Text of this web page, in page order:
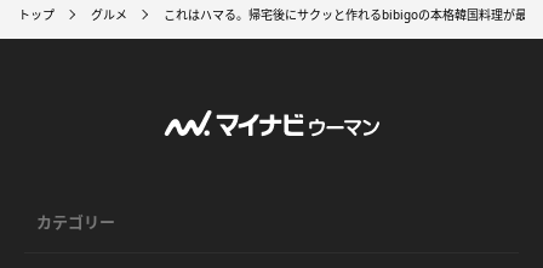
トップ グルメ これはハマる。帰宅後にサクッと作れるbibigoの本格韓国料理が最高
カテゴリー